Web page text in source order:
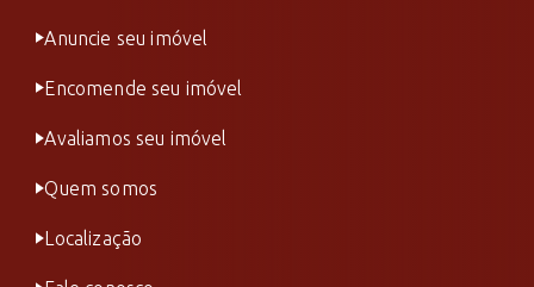
Anuncie seu imóvel
Encomende seu imóvel
Avaliamos seu imóvel
Quem somos
Localização